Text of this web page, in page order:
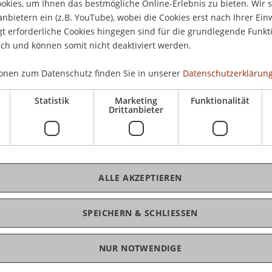
Weiterbildungsstudiengänge:
und Finanzmarktrecht
, Stiftungs- und Trustrecht
Taxation
(EMBA) in International Asset Management
über die Inhalte, Studienpläne und
sowie dereninterdisziplinären
Besuchs von Vorlesungen/Modulender
der
gemeinsamen Studienreise
Bearbeitunggrenzüberschreitender
die Studiengangsverantwortlichen für
um Ihnen das bestmögliche Online-Erlebnis zu bieten. Wir
ein (z.B. YouTube), wobei die Cookies erst nach Ihrer
erforderliche Cookies hingegen sind für die grundlegende
und können somit nicht deaktiviert werden.
zum Datenschutz finden Sie in unserer
Statistik Marketing
Drittanbieter
Funktionalität
SPEICHERN & SCHLIESSEN
ALLE AKZEPTIEREN
NUR NOTWENDIGE